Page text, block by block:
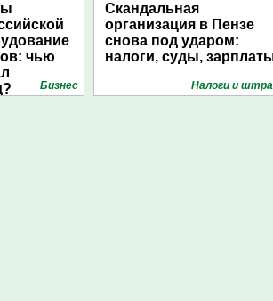
чью
Бизнес
Скандальная
организация в Пензе
снова под ударом:
налоги, суды,
Налоги и